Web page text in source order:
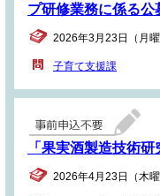
プ研修業務に係る
2026年3月23日（月
子育て支援課
「果実酒製造技術
2026年4月23日（木